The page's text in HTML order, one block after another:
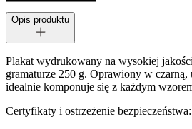
Opis produktu
Plakat wydrukowany na wysokiej
gramaturze 250 g. Oprawiony w czarną,
idealnie komponuje się z każdym
Certyfikaty i ostrzeżenie bezpieczeństwa: